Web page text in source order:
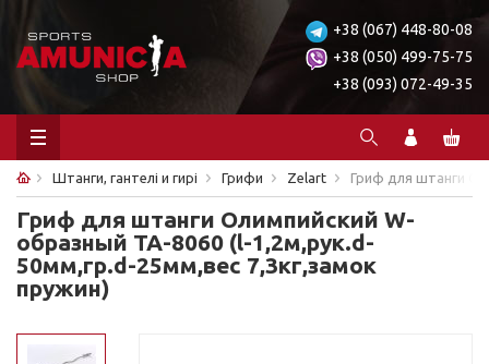
+38 (067) 448-80-08
+38 (050) 499-75-75
+38 (093) 072-49-35
Штанги, гантелі и гирі Грифи Zelart Гриф для штанги
Гриф для штанги Олимпийский W-
образный TA-8060 (l-1,2м,рук.d-
50мм,гр.d-25мм,вес 7,3кг,замок
пружин)